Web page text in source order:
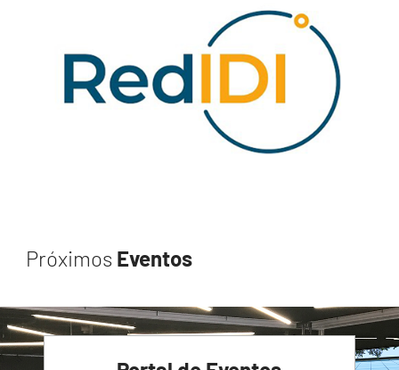
Próximos Eventos